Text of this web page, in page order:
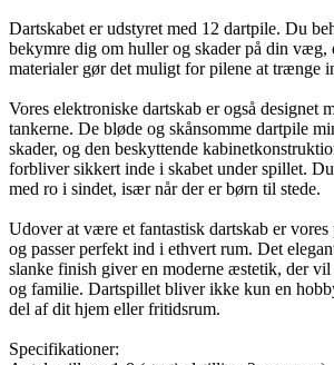
Dartskabet er udstyret med 12 dartpile. Du
bekymre dig om huller og skader på din væg,
materialer gør det muligt for pilene at trænge
Vores elektroniske dartskab er også designet
tankerne. De bløde og skånsomme dartpile
skader, og den beskyttende
forbliver sikkert inde i skabet under spillet.
med ro i sindet, især når der er børn til stede.
Udover at være et fantastisk dartskab er
og passer perfekt ind i ethvert rum. Det
slanke finish giver en moderne æstetik, der
og familie. Dartspillet bliver ikke kun en
del af dit hjem eller fritidsrum.
Specifikationer: